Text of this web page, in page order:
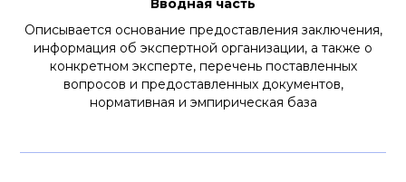
Вводная часть
Описывается основание предоставления заключения,
информация об экспертной организации, а также о
конкретном эксперте, перечень поставленных
вопросов и предоставленных документов,
нормативная и эмпирическая база